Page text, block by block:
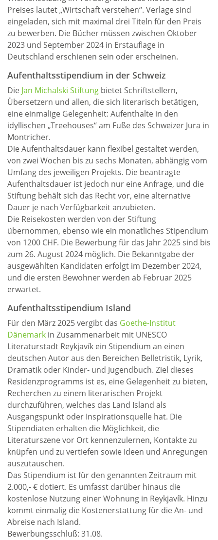
Preises lautet „Wirtschaft verstehen“. Verlage sind
eingeladen, sich mit maximal drei Titeln für den Preis
zu bewerben. Die Bücher müssen zwischen Oktober
2023 und September 2024 in Erstauflage in
Deutschland erschienen sein oder erscheinen.
Aufenthaltsstipendium in der Schweiz
Die Jan Michalski Stiftung bietet Schriftstellern,
Übersetzern und allen, die sich literarisch betätigen,
eine einmalige Gelegenheit: Aufenthalte in den
idyllischen „Treehouses“ am Fuße des Schweizer Jura in
Montricher.
Die Aufenthaltsdauer kann flexibel gestaltet werden,
von zwei Wochen bis zu sechs Monaten, abhängig vom
Umfang des jeweiligen Projekts. Die beantragte
Aufenthaltsdauer ist jedoch nur eine Anfrage, und die
Stiftung behält sich das Recht vor, eine alternative
Dauer je nach Verfügbarkeit anzubieten.
Die Reisekosten werden von der Stiftung
übernommen, ebenso wie ein monatliches Stipendium
von 1200 CHF. Die Bewerbung für das Jahr 2025 sind bis
zum 26. August 2024 möglich. Die Bekanntgabe der
ausgewählten Kandidaten erfolgt im Dezember 2024,
und die ersten Bewohner werden ab Februar 2025
erwartet.
Aufenthaltsstipendium Island
Für den März 2025 vergibt das Goethe-Institut
Dänemark in Zusammenarbeit mit UNESCO
Literaturstadt Reykjavík ein Stipendium an einen
deutschen Autor aus den Bereichen Belletristik, Lyrik,
Dramatik oder Kinder- und Jugendbuch. Ziel dieses
Residenzprogramms ist es, eine Gelegenheit zu bieten,
Recherchen zu einem literarischen Projekt
durchzuführen, welches das Land Island als
Ausgangspunkt oder Inspirationsquelle hat. Die
Stipendiaten erhalten die Möglichkeit, die
Literaturszene vor Ort kennenzulernen, Kontakte zu
knüpfen und zu vertiefen sowie Ideen und Anregungen
auszutauschen.
Das Stipendium ist für den genannten Zeitraum mit
2.000,- € dotiert. Es umfasst darüber hinaus die
kostenlose Nutzung einer Wohnung in Reykjavík. Hinzu
kommt einmalig die Kostenerstattung für die An- und
Abreise nach Island.
Bewerbungsschluß: 31.08.